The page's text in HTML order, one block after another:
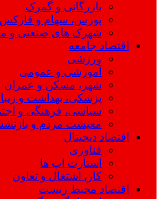
بازرگانی و گمرک
بورس، سهام و فارکس
شهرک های صنعتی و
اقتصاد جامعه
ورزشی
آموزشی و عمومی
شهر، مسکن و عمران
پزشکی، بهداشت و
سیاسی، فرهنگی و
معیشت مردم و
اقتصاد دیجیتال
فناوری
استارت اپ ها
کار، اشتغال و تعاون
اقتصاد محیط زیست